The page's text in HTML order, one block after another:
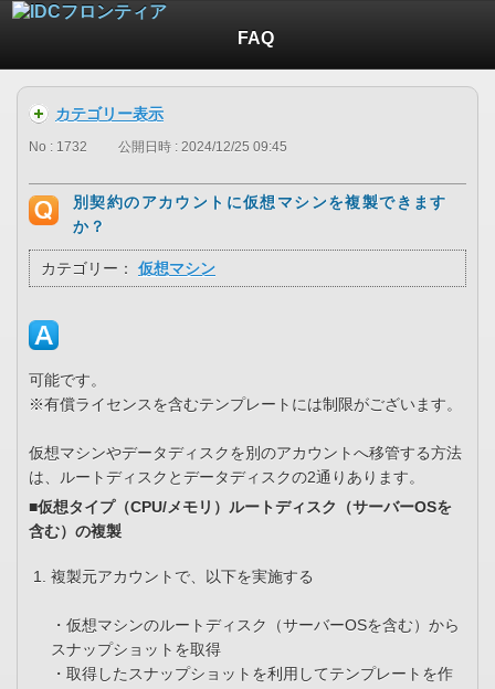
FAQ
カテゴリー表示
No : 1732 公開日時 : 2024/12/25 09:45
別契約のアカウントに仮想マシンを複製できます
か？
カテゴリー： 仮想マシン
可能です。
※有償ライセンスを含むテンプレートには制限がございます。
仮想マシンやデータディスクを別のアカウントへ移管する方法
は、ルートディスクとデータディスクの2通りあります。
■仮想タイプ（CPU/メモリ）ルートディスク（サーバーOSを
含む）の複製
複製元アカウントで、以下を実施する
・仮想マシンのルートディスク（サーバーOSを含む）から
スナップショットを取得
・取得したスナップショットを利用してテンプレートを作